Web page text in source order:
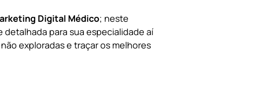
Digital Médico; neste
para sua especialidade aí
exploradas e traçar os melhores